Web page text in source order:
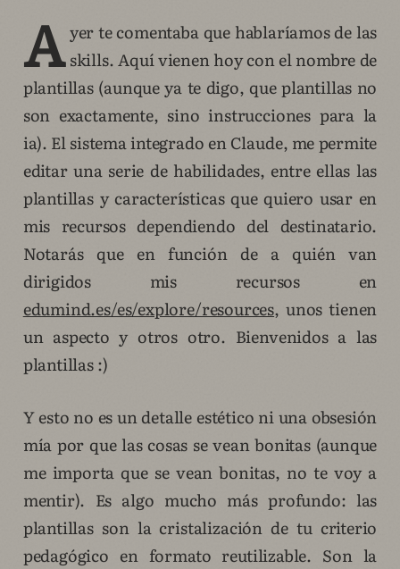
A yer te comentaba que hablaríamos de las
skills. Aquí vienen hoy con el nombre de
plantillas (aunque ya te digo, que plantillas no
son exactamente, sino instrucciones para la
ia). El sistema integrado en Claude, me permite
editar una serie de habilidades, entre ellas las
plantillas y características que quiero usar en
mis recursos dependiendo del destinatario.
Notarás que en función de a quién van
dirigidos mis recursos en
edumind.es/es/explore/resources, unos tienen
un aspecto y otros otro. Bienvenidos a las
plantillas :)
Y esto no es un detalle estético ni una obsesión
mía por que las cosas se vean bonitas (aunque
me importa que se vean bonitas, no te voy a
mentir). Es algo mucho más profundo: las
plantillas son la cristalización de tu criterio
pedagógico en formato reutilizable. Son la